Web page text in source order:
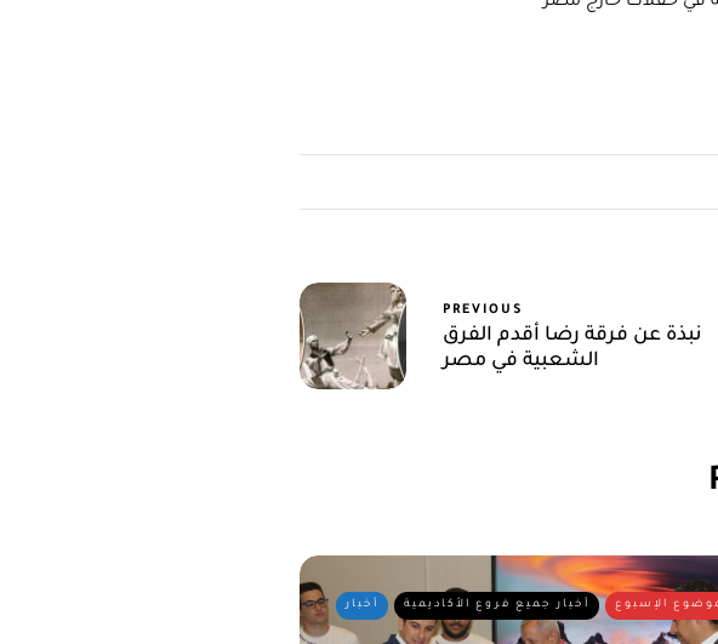
PREVIOUS
نبذة عن فرقة رضا أقدم الفرق
الشعبية في مصر
أخبار أخبار جميع فروع الأكاديمية الإسبوع